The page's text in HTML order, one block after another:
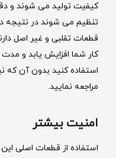
کیفیت تولید می شوند و
تنظیم می شوند در نتیجه
قطعات تقلبی و غیر اصل
کار شما افزایش یابد و
استفاده کنید بدون آن که
مراجعه نمایید.
امنیت بیشتر
استفاده از قطعات اصلی